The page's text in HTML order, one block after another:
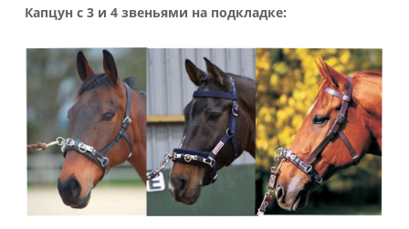
Капцун с 3 и 4 звеньями на подкладке: